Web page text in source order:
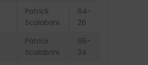
Patrick
Scalabrini
64-
26
Patrick
Scalabrini
66-
34